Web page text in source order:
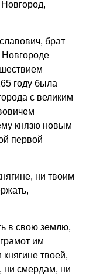
брат
Новгороде
году была
с великим
князю новым
первой
ни твоим
в свою землю,
им
твоей,
ни смердам, ни